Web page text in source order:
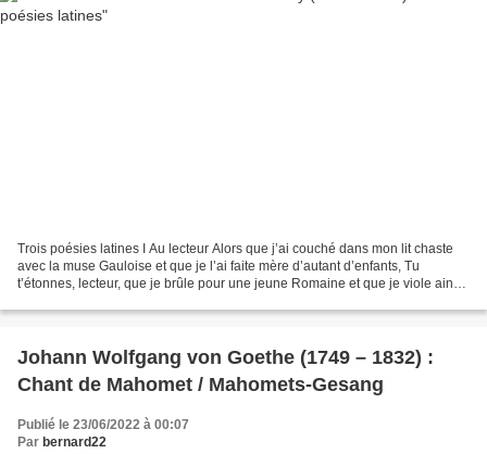
Trois poésies latines I Au lecteur Alors que j’ai couché dans mon lit chaste
avec la muse Gauloise et que je l’ai faite mère d’autant d’enfants, Tu
t’étonnes, lecteur, que je brûle pour une jeune Romaine et que je viole ainsi
Johann Wolfgang von Goethe (1749 – 1832) :
Chant de Mahomet / Mahomets-Gesang
Publié le 23/06/2022 à 00:07
Par bernard22